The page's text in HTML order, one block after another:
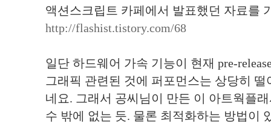
액션스크립트 카페에서 발표했던 자료를
http://flashist.tistory.com/68
일단 하드웨어 가속 기능이 현재 pre-
그래픽 관련된 것에 퍼포먼스는 상당히
네요. 그래서 공씨님이 만든 이 아트웍플
수 밖에 없는 듯. 물론 최적화하는 방법이